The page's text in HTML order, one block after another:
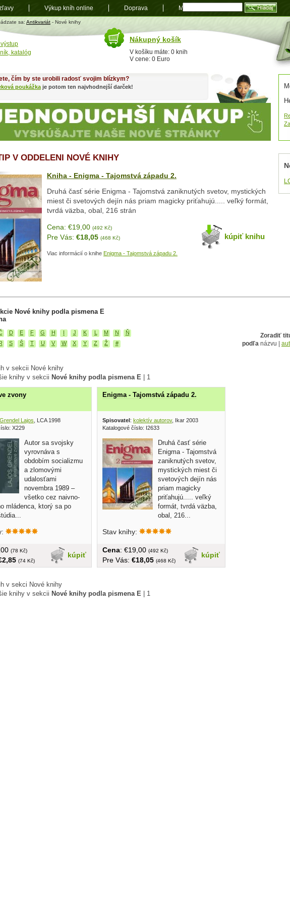
sa: Antikvariát - Nové knihy
V ODDELENI NOVÉ KNIHY
Kniha - Enigma - Tajomstvá západu 2.
Druhá časť série Enigma - Tajomstvá zaniknutých svetov, mystických
miest či svetových dejín nás priam magicky priťahujú..... veľký formát,
tvrdá väzba, obal, 216 strán
kúpiť knihu
Cena: €19,00 (492 Kč)
Pre Vás: €18,05 (468 Kč)
Viac informácií o knihe Enigma - Tajomstvá západu 2.
Nové knihy podla pismena E
D E F G H I J K L M N
Ň
S Š T U V W X Y Z Ž #
Zoradiť
podľa názvu |
v sekcii Nové knihy
knihy v sekcii Nové knihy podla pismena E 1
zvony
Grendel Lajos, LCA 1998
X229
Autor sa svojsky
vyrovnáva s
obdobím socializmu
a zlomovými
udalosťami
novembra 1989 –
všetko cez naivno-
mládenca, ktorý sa po
kúpiť
(78 Kč)
(74 Kč)
Enigma - Tajomstvá západu 2.
Spisovatel : kolektív autorov, Ikar 2003
Katalogové číslo: I2633
Druhá časť série
Enigma - Tajomstvá
zaniknutých svetov,
mystických miest či
svetových dejín nás
priam magicky
priťahujú..... veľký
formát, tvrdá väzba,
obal, 216...
Stav knihy:
kúpiť
Cena: €19,00 (492 Kč)
Pre Vás: €18,05 (468 Kč)
v sekci Nové knihy
knihy v sekcii Nové knihy podla pismena E 1
čím by ste urobili radosť svojim blízkym?
poukážka je potom ten najvhodnejší darček!
Nákupný košík
V košíku máte: 0 knih
V cene: 0 Euro
katalóg
Výkup kníh online Doprava Mapa